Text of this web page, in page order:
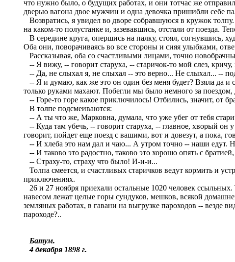
что нужно было, о будущих работах, и они тотчас же
дверью вагона двое мужчин и одна девочка пришибли себе
Возвратись, я увидел во дворе собравшуюся в кружок
на каком-то полустанке и, зазевавшись, отстали от поезда.
В середине круга, опершись на палку, стоял, согнувшись,
Оба они, поворачиваясь во все стороны и сияя улыбками,
Рассказывая, оба со счастливыми лицами, точно
-- Я вижу, -- говорит старуха, -- старичок-то мой слез,
-- Да, не слыхал я, не слыхал -- это верно... Не слыхал... --
-- Я и думаю, как же это он один без меня будет? Взяла да и
только руками махают. Побегли мы было немного за поездом,
-- Горе-то горе какое приключилось! Отбились, значит, от
В толпе подсмеиваются:
-- А ты что же, Марковна, думала, что уже убег от тебя
-- Куда там убечь, -- говорит старуха, -- главное, хворый
говорит, пойдет еще поезд с вашими, вот и довезут, а пока,
-- И хлеба это нам дал и чаю... А утром точно -- наши едут.
-- И таково это радостно, таково это хорошо опять с
-- Страху-то, страху что было! И-и-и...
Толпа смеется, и счастливых старичков ведут кормить и
приключениях.
26 и 27 ноября приехали остальные 1020 человек
навесом лежат целые горы сундуков, мешков, всякой
земляных работах, в гавани на выгрузке пароходов -- везде
пароходе?..
Батум.
4 декабря 1898 г.